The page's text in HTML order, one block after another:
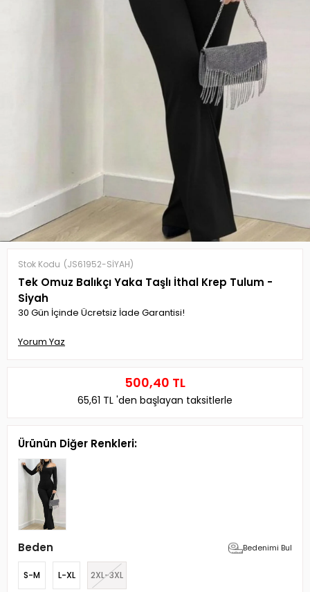
Stok Kodu (JS61952-SİYAH)
Tek Omuz Balıkçı Yaka Taşlı İthal Krep Tulum -
Siyah
30 Gün İçinde Ücretsiz İade Garantisi!
Yorum Yaz
500,40 TL
65,61 TL 'den başlayan taksitlerle
Ürünün Diğer Renkleri:
Beden Bedenimi Bul
S-M L-XL 2XL-3XL